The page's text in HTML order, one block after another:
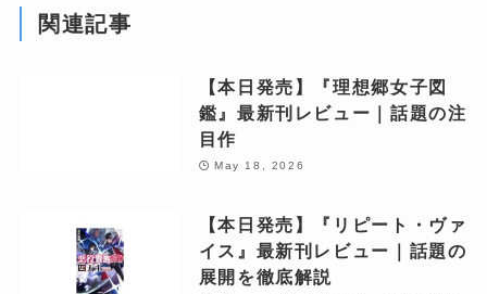
関連記事
【本日発売】『理想郷女子図
鑑』最新刊レビュー｜話題の注
目作
May 18, 2026
【本日発売】『リピート・ヴァ
イス』最新刊レビュー｜話題の
展開を徹底解説